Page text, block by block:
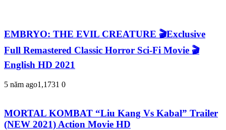
EMBRYO: THE EVIL CREATURE 🎬Exclusive
Full Remastered Classic Horror Sci-Fi Movie 🎬
English HD 2021
5 năm ago1,1731 0
MORTAL KOMBAT “Liu Kang Vs Kabal” Trailer
(NEW 2021) Action Movie HD